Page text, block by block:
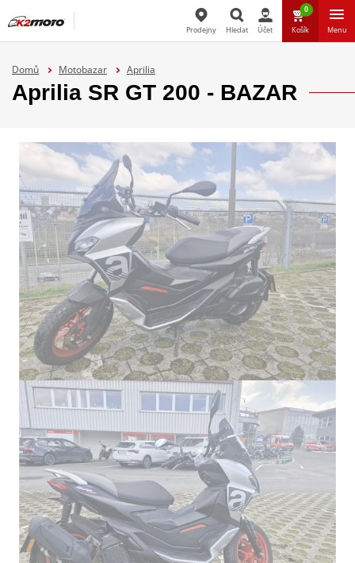
Prodejny Hledat Účet
0
Košík Menu
Domů Motobazar Aprilia
Aprilia SR GT 200 - BAZAR